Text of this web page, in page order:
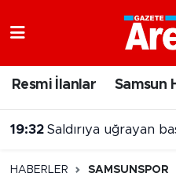
Resmi İlanlar Samsun
19:32 Saldırıya uğrayan
HABERLER SAMSUNSPOR
Samsun Namaz